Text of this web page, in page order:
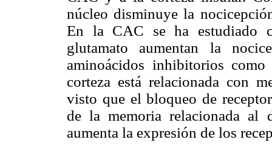
núcleo disminuye la
En la CAC se ha estudiado
glutamato aumentan la
aminoácidos inhibitorios
corteza está relacionada con
visto que el bloqueo de
de la memoria relacionada al
aumenta la expresión de los